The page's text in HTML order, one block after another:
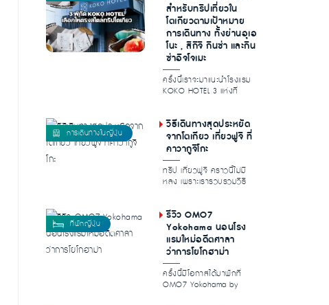
สำหรับทริปเที่ยวใน
โตเกียวตามเป้าหมาย
การเดินทาง ทั้งย่านอุเอ
โนะ , สึกิจิ กินซ่า และกิน
ซ่าอิจโจเมะ
ครั้งนี้เราจะมาแนะนำโรงแรม
KOKO HOTEL 3 แห่งที่
วิธีเดินทางสุดประหยัด
จากโตเกียว เที่ยวฟูจิ ที่
คาวากูจิโกะ
ทริป เที่ยวฟูจิ คราวนี้ไม่มี
หลง เพราะเรารวบรวมวิธี
รีวิว OMO7
Yokohama นอนโรง
แรมใหม่อดีตศาลา
ว่าการโยโกฮาม่า
ครั้งนี้มีโอกาสได้มาพักที่
OMO7 Yokohama by